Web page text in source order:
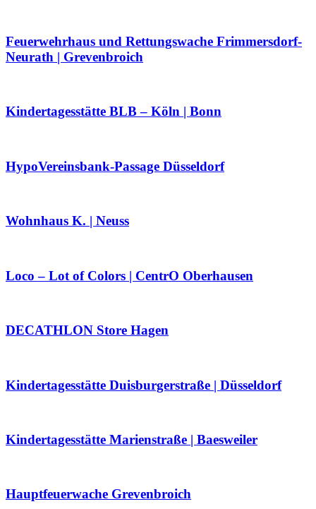
Feuerwehrhaus und Rettungswache Frimmersdorf-
Neurath | Grevenbroich
Kindertagesstätte BLB – Köln | Bonn
HypoVereinsbank-Passage Düsseldorf
Wohnhaus K. | Neuss
Loco – Lot of Colors | CentrO Oberhausen
DECATHLON Store Hagen
Kindertagesstätte Duisburgerstraße | Düsseldorf
Kindertagesstätte Marienstraße | Baesweiler
Hauptfeuerwache Grevenbroich